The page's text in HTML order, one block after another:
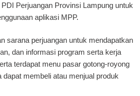
Perjuangan Provinsi Lampung untuk
aplikasi MPP.
sarana perjuangan untuk mendapatkan
dan informasi program serta kerja
terdapat menu pasar gotong-royong
dapat membeli atau menjual produk